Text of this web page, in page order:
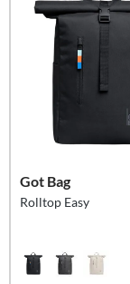
Got Bag
Rolltop Easy